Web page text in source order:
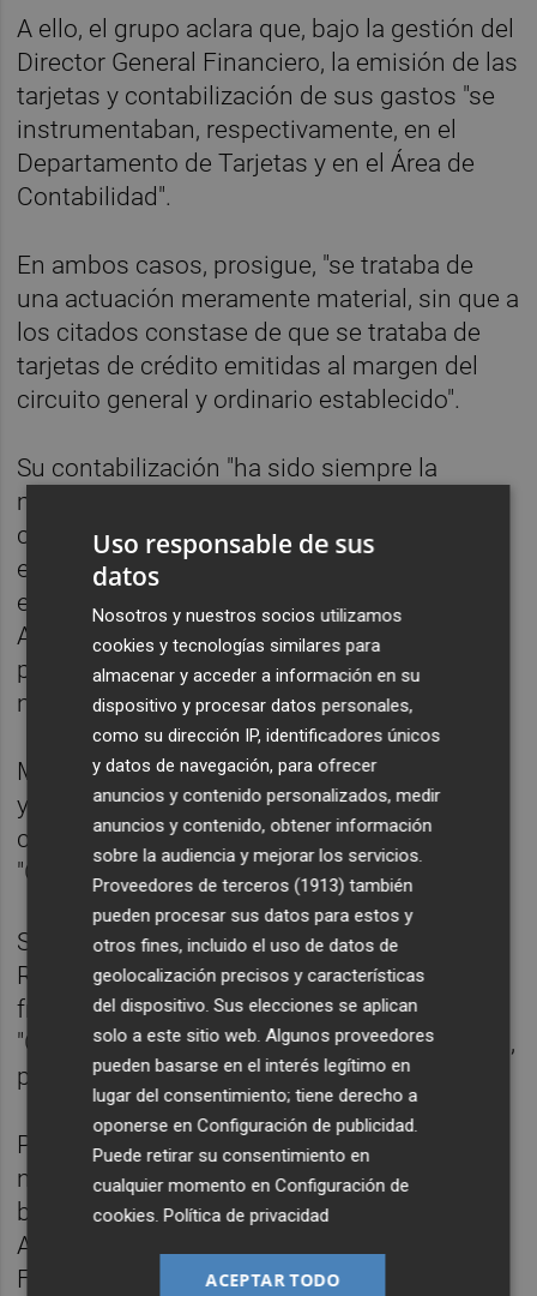
A ello, el grupo aclara que, bajo la gestión del
Director General Financiero, la emisión de las
tarjetas y contabilización de sus gastos "se
instrumentaban, respectivamente, en el
Departamento de Tarjetas y en el Área de
Contabilidad".
En ambos casos, prosigue, "se trataba de
una actuación meramente material, sin que a
los citados constase de que se trataba de
tarjetas de crédito emitidas al margen del
circuito general y ordinario establecido".
Su contabilización "ha sido siempre la
misma", de forma que los gastos
correspondientes a los consejeros
ejecutivos y directivos se registraban
exclusivamente en la cuenta "Tratamiento
Administrativo Circular 50/99", que llevaba
por título "Regularización por fraudes,
negligencias y deficiencias de los sistemas".
Mientras, los cargos del resto de consejeros
y miembros de la Comisión de Control se
contabilizaban exclusivamente en la cuenta
"Gastos de Órganos de Gobierno".
Sin embargo, precisa, algunos gastos de
Rato y Barcoj se cargaron "puntualmente, y
frente a la práctica habitual", a la cuenta
"Gastos Reuniones Trab. Tarjetas empresas",
por un total de 15.344 euros.
Por otra parte, Bankia informa al juez de que
no consta que ninguno de los órganos del
banco bajo la presidencia de Rato (ni
Auditoría Interna, Fiscal, Dirección
Financiera, Secretaría General y
Uso responsable de sus
datos
Nosotros y nuestros socios utilizamos
cookies y tecnologías similares para
almacenar y acceder a información en su
dispositivo y procesar datos personales,
como su dirección IP, identificadores únicos
y datos de navegación, para ofrecer
anuncios y contenido personalizados, medir
anuncios y contenido, obtener información
sobre la audiencia y mejorar los servicios.
Proveedores de terceros (1913) también
pueden procesar sus datos para estos y
otros fines, incluido el uso de datos de
geolocalización precisos y características
del dispositivo. Sus elecciones se aplican
solo a este sitio web. Algunos proveedores
pueden basarse en el interés legítimo en
lugar del consentimiento; tiene derecho a
oponerse enConfiguración de publicidad.
Puede retirar su consentimiento en
cualquier momento enConfiguración de
cookies.Política de privacidad
ACEPTAR TODO